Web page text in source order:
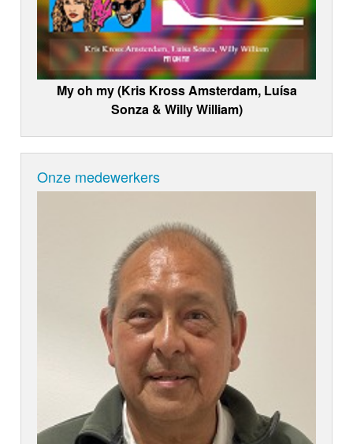
My oh my (Kris Kross Amsterdam, Luísa
Sonza & Willy William)
Onze medewerkers